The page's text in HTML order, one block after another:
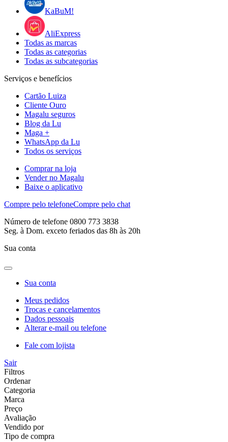
KaBuM!
AliExpress
Todas as marcas
Todas as categorias
Todas as subcategorias
Serviços e benefícios
Cartão Luiza
Cliente Ouro
Magalu seguros
Blog da Lu
Maga +
WhatsApp da Lu
Todos os serviços
Comprar na loja
Vender no Magalu
Baixe o aplicativo
Compre pelo telefoneCompre pelo chat
Número de telefone 0800 773 3838
Seg. à Dom. exceto feriados das 8h às 20h
Sua conta
Sua conta
Meus pedidos
Trocas e cancelamentos
Dados pessoais
Alterar e-mail ou telefone
Fale com lojista
Sair
Filtros
Ordenar
Categoria
Marca
Preço
Avaliação
Vendido por
Tipo de compra